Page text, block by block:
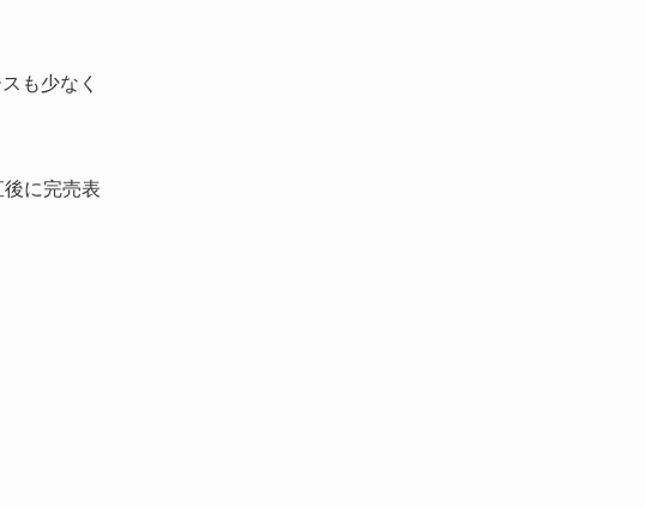
も少なく
に完売表